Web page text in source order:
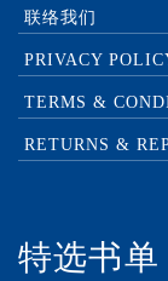
联络我们
PRIVACY
TERMS &
RETURNS &
特选书单